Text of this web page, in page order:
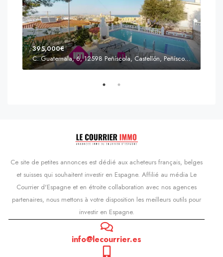
395,000€
C. Guatemala, 6, 12598 Peñíscola, Castellón, Peñíscola, Communauté valencienne
Ce site de petites annonces est dédié aux acheteurs français, belges
et suisses qui souhaitent investir en Espagne. Affilié au média Le
Courrier d'Espagne et en étroite collaboration avec nos agences
partenaires, nous mettons à votre disposition les meilleurs outils pour
investir en Espagne.
info@lecourrier.es